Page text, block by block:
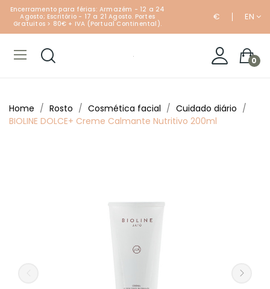
Encerramento para férias: Armazém - 12 a 24
Agosto; Escritório - 17 a 21 Agosto. Portes
Gratuitos > 80€ + IVA (Portual Continental).
€ EN
0
Home Rosto Cosmética facial
Cuidado diário
BIOLINE DOLCE+ Creme Calmante Nutritivo 200ml